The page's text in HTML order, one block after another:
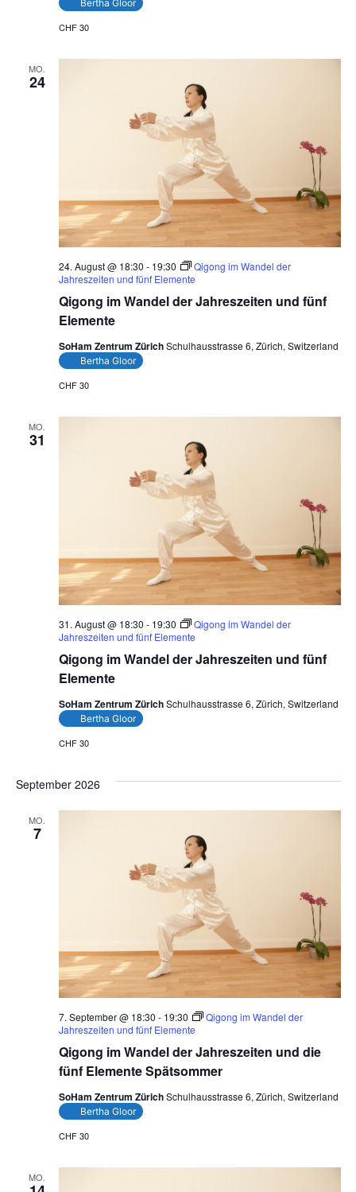
Bertha Gloor
CHF 30
MO.
24
Qigong im Wandel der Jahreszeiten und fünf
Elemente
24. August @ 18:30 - 19:30
Qigong im Wandel der
Jahreszeiten und fünf Elemente
SoHam Zentrum ZürichSchulhausstrasse 6, Zürich, Switzerland
Bertha Gloor
CHF 30
MO.
31
Qigong im Wandel der Jahreszeiten und fünf
Elemente
31. August @ 18:30 - 19:30
Qigong im Wandel der
Jahreszeiten und fünf Elemente
SoHam Zentrum ZürichSchulhausstrasse 6, Zürich, Switzerland
Bertha Gloor
CHF 30
September 2026
MO.
7
Qigong im Wandel der Jahreszeiten und die
fünf Elemente Spätsommer
7. September @ 18:30 - 19:30
Qigong im Wandel der
Jahreszeiten und fünf Elemente
SoHam Zentrum ZürichSchulhausstrasse 6, Zürich, Switzerland
Bertha Gloor
CHF 30
MO.